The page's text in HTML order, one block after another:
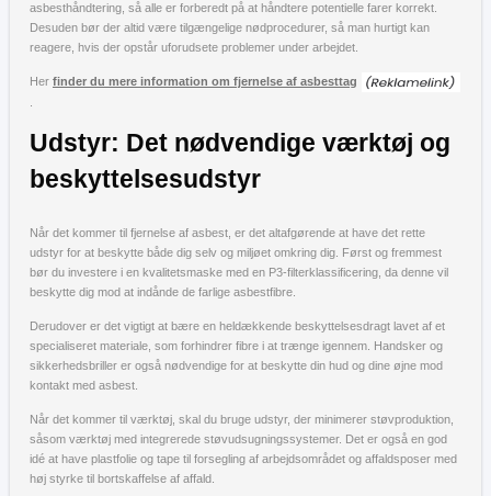
asbesthåndtering, så alle er forberedt på at håndtere potentielle farer korrekt.
Desuden bør der altid være tilgængelige nødprocedurer, så man hurtigt kan
reagere, hvis der opstår uforudsete problemer under arbejdet.
Her finder du mere information om fjernelse af asbesttag
Udstyr: Det nødvendige værktøj og
beskyttelsesudstyr
Når det kommer til fjernelse af asbest, er det altafgørende at have det rette
udstyr for at beskytte både dig selv og miljøet omkring dig. Først og fremmest
bør du investere i en kvalitetsmaske med en P3-filterklassificering, da denne vil
beskytte dig mod at indånde de farlige asbestfibre.
Derudover er det vigtigt at bære en heldækkende beskyttelsesdragt lavet af et
specialiseret materiale, som forhindrer fibre i at trænge igennem. Handsker og
sikkerhedsbriller er også nødvendige for at beskytte din hud og dine øjne mod
kontakt med asbest.
Når det kommer til værktøj, skal du bruge udstyr, der minimerer støvproduktion,
såsom værktøj med integrerede støvudsugningssystemer. Det er også en god
idé at have plastfolie og tape til forsegling af arbejdsområdet og affaldsposer med
høj styrke til bortskaffelse af affald.